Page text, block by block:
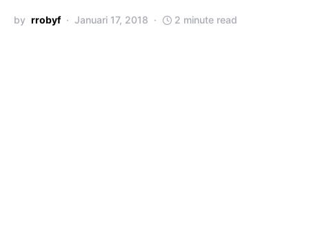
by rrobyf Januari 17, 2018 2 minute read